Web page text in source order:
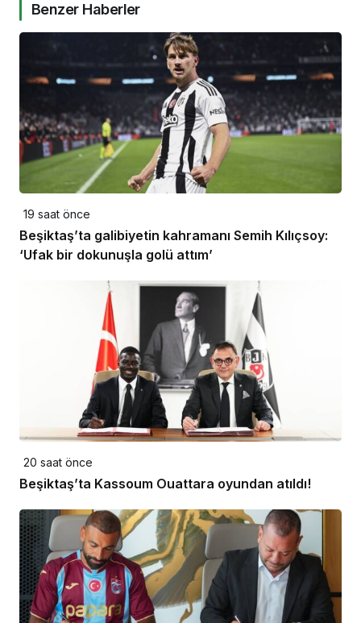
Benzer Haberler
19 saat önce
Beşiktaş’ta galibiyetin kahramanı Semih Kılıçsoy:
‘Ufak bir dokunuşla golü attım’
20 saat önce
Beşiktaş’ta Kassoum Ouattara oyundan atıldı!